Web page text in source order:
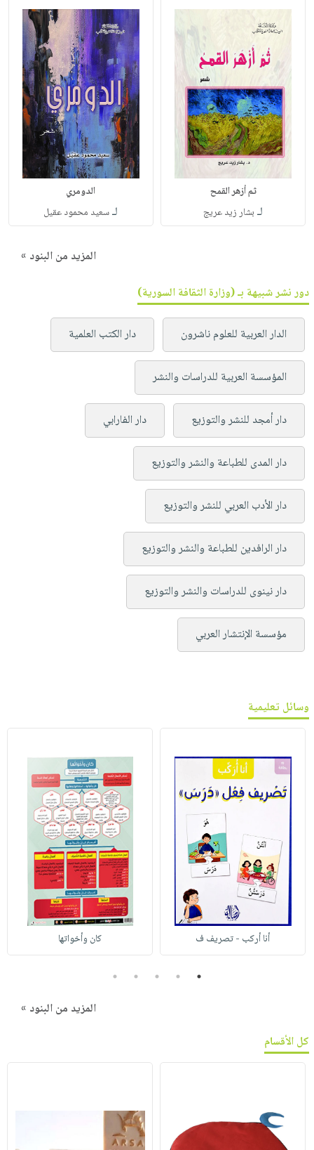
ثم أزهر القمح
لـ بشار زيد عريج
الدومري
لـسعيد محمود عقيل
المزيد من البنود »
دور نشر شبيهة بـ (وزارة الثقافة السورية)
الدار العربية للعلوم ناشرون دار الكتب العلمية
المؤسسة العربية للدراسات والنشر
دار أمجد للنشر والتوزيع دار الفارابي
دار المدى للطباعة والنشر والتوزيع
دار الأدب العربي للنشر والتوزيع
دار الرافدين للطباعة والنشر والتوزيع
دار نينوى للدراسات والنشر والتوزيع
مؤسسة الإنتشار العربي
وسائل تعليمية
أنا أركب - تصريف ف كان وأخواتها
1
2
3
4
5
المزيد من البنود »
كل الأقسام